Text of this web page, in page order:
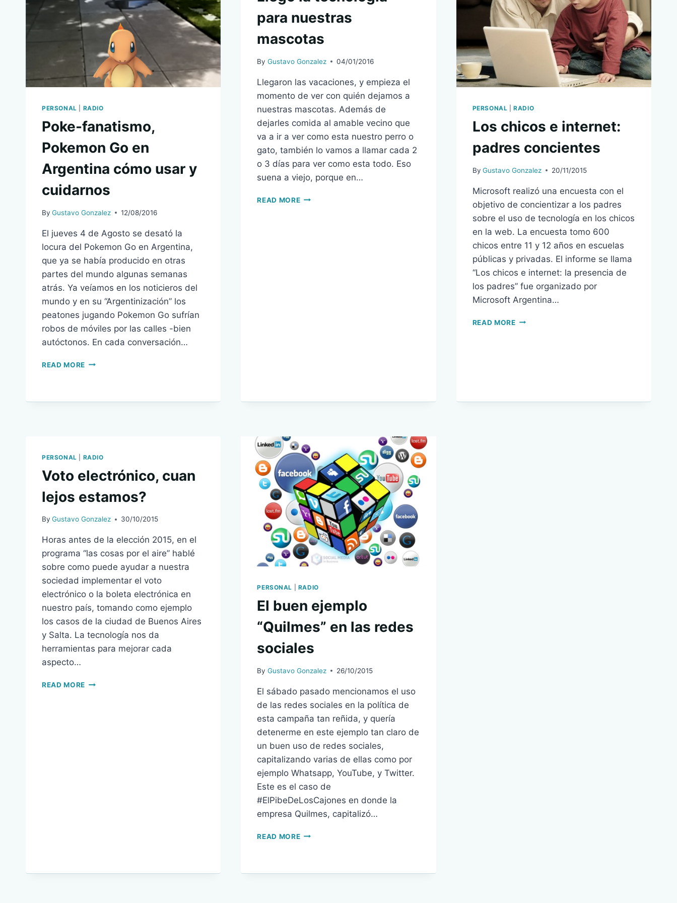
PERSONAL RADIO
Poke-fanatismo,
Pokemon Go en
Argentina cómo usar y
cuidarnos
By Gustavo Gonzalez 12/08/2016
El jueves 4 de Agosto se desató la
locura del Pokemon Go en Argentina,
que ya se había producido en otras
partes del mundo algunas semanas
atrás. Ya veíamos en los noticieros del
mundo y en su “Argentinización” los
peatones jugando Pokemon Go sufrían
robos de móviles por las calles -bien
autóctonos. En cada conversación…
READ MORE POKE-
EN
CUIDARNOS
para nuestras
mascotas
By Gustavo Gonzalez 04/01/2016
Llegaron las vacaciones, y empieza el
momento de ver con quién dejamos a
nuestras mascotas. Además de
dejarles comida al amable vecino que
va a ir a ver como esta nuestro perro o
gato, también lo vamos a llamar cada 2
o 3 días para ver como esta todo. Eso
suena a viejo, porque en…
READ MORELLEGÓ
PERSONAL |RADIO
Los chicos e internet:
padres concientes
By Gustavo Gonzalez 20/11/2015
Microsoft realizó una encuesta con el
objetivo de concientizar a los padres
sobre el uso de tecnología en los chicos
en la web. La encuesta tomo 600
chicos entre 11 y 12 años en escuelas
públicas y privadas. El informe se llama
“Los chicos e internet: la presencia de
los padres” fue organizado por
Microsoft Argentina…
READ MORELOS
PERSONAL RADIO
Voto electrónico, cuan
lejos estamos?
By Gustavo Gonzalez 30/10/2015
Horas antes de la elección 2015, en el
programa “las cosas por el aire” hablé
sobre como puede ayudar a nuestra
sociedad implementar el voto
electrónico o la boleta electrónica en
nuestro país, tomando como ejemplo
los casos de la ciudad de Buenos Aires
y Salta. La tecnología nos da
herramientas para mejorar cada
aspecto…
READ MORE VOTO
PERSONAL RADIO
El buen ejemplo
“Quilmes” en las redes
sociales
By Gustavo Gonzalez 26/10/2015
El sábado pasado mencionamos el uso
de las redes sociales en la política de
esta campaña tan reñida, y quería
detenerme en este ejemplo tan claro de
un buen uso de redes sociales,
capitalizando varias de ellas como por
ejemplo Whatsapp, YouTube, y Twitter.
Este es el caso de
#ElPibeDeLosCajones en donde la
empresa Quilmes, capitalizó…
READ MOREEL
EN